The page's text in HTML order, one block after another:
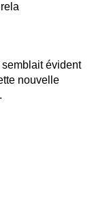
semblait évident
nouvelle